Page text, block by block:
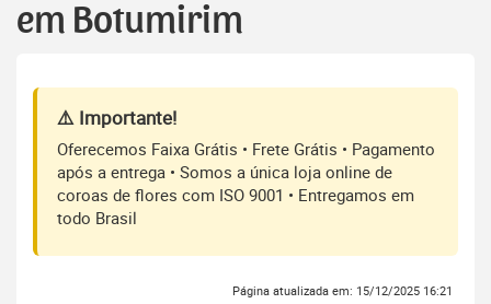
em Botumirim
⚠️ Importante!
Oferecemos Faixa Grátis • Frete Grátis • Pagamento
após a entrega • Somos a única loja online de
coroas de flores com ISO 9001 • Entregamos em
todo Brasil
Página atualizada em: 15/12/2025 16:21